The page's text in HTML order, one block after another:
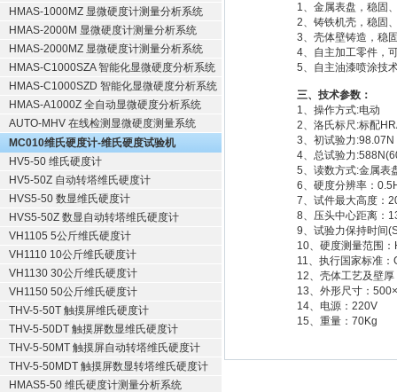
HMAS-1000MZ 显微硬度计测量分析系统
HMAS-2000M 显微硬度计测量分析系统
HMAS-2000MZ 显微硬度计测量分析系统
HMAS-C1000SZA 智能化显微硬度分析系统
HMAS-C1000SZD 智能化显微硬度分析系统
HMAS-A1000Z 全自动显微硬度分析系统
AUTO-MHV 在线检测显微硬度测量系统
MC010维氏硬度计-维氏硬度试验机
HV5-50 维氏硬度计
HV5-50Z 自动转塔维氏硬度计
HVS5-50 数显维氏硬度计
HVS5-50Z 数显自动转塔维氏硬度计
VH1105 5公斤维氏硬度计
VH1110 10公斤维氏硬度计
VH1130 30公斤维氏硬度计
VH1150 50公斤维氏硬度计
THV-5-50T 触摸屏维氏硬度计
THV-5-50DT 触摸屏数显维氏硬度计
THV-5-50MT 触摸屏自动转塔维氏硬度计
THV-5-50MDT 触摸屏数显转塔维氏硬度计
HMAS5-50 维氏硬度计测量分析系统
1、金属表盘，稳固
2、铸铁机壳，稳固
3、壳体壁铸造，稳
4、自主加工零件，
5、自主油漆喷涂技
三、技术参数：
1、操作方式:电动
2、洛氏标尺:标配
3、初试验力
4、总试验力
5、读数方式:金属表
6、硬度分辨率：
7、试件最大高度：
8、压头中心距离：
9、试验力保持时间
10、硬度测量范围
11、执行国家标准
12、壳体工艺及壁
13、外形尺寸：
14、电源：220V
15、重量：70Kg